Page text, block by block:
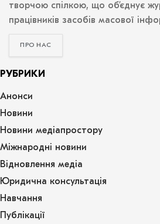
творчою спілкою, що об’єднує
працівників засобів масової
ПРО НАС
РУБРИКИ
Анонси
Новини
Новини медіапростору
Міжнародні новини
Відновлення медіа
Юридична консультація
Навчання
Публікації